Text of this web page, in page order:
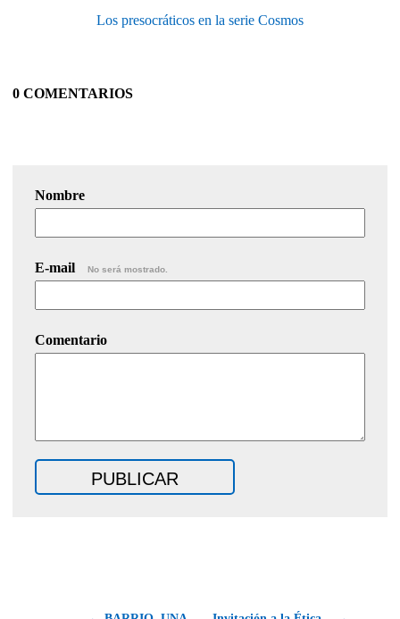
Los presocráticos en la serie Cosmos
0 COMENTARIOS
Nombre
E-mail No será mostrado.
Comentario